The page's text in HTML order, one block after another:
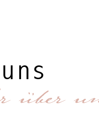
über